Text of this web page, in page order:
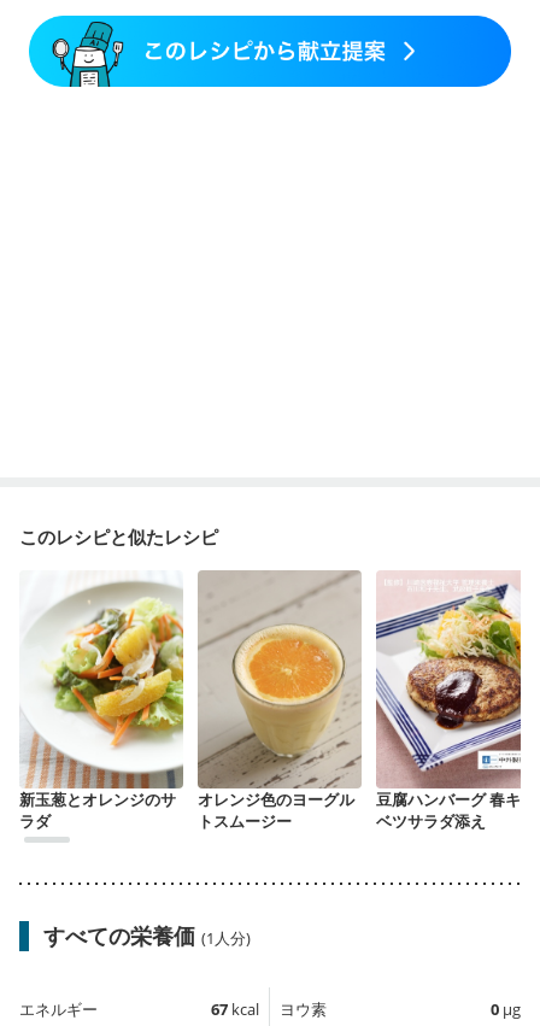
妊婦健診・血糖値が気になる（初期）
妊娠糖尿病(初期)
産後（母乳） 産後（混合栄養）
骨粗しょう症
このレシピと似たレシピ
新玉葱とオレンジのサ
ラダ
オレンジ色のヨーグル
トスムージー
豆腐ハンバーグ 春キャ
ベツサラダ添え
すべての栄養価 (1人分)
エネルギー 67 kcal
ヨウ素 0 µg